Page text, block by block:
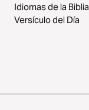
Idiomas de la Biblia
Versículo del Día